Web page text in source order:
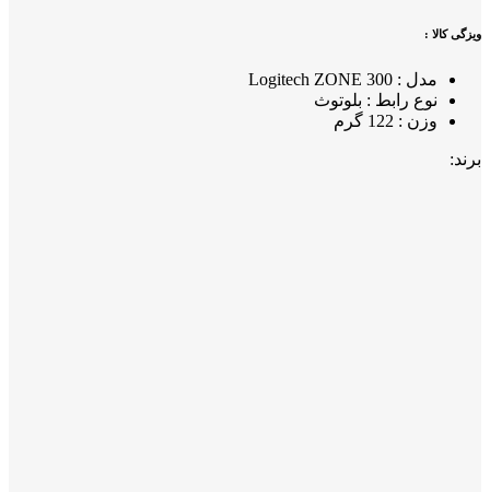
ویزگی کالا :
مدل : Logitech ZONE 300
نوع رابط : بلوتوث
وزن : 122 گرم
برند: